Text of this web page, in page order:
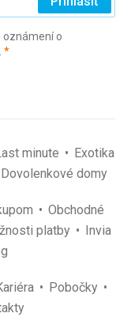
oznámení o
*(povinné)
minute
Exotika
Dovolenkové domy
Obchodné
platby
Invia
Pobočky